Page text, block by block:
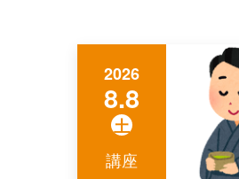
2026
8.8
土
講座